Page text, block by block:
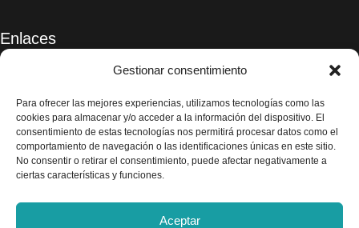
Gestionar consentimiento
Para ofrecer las mejores experiencias, utilizamos tecnologías como las
cookies para almacenar y/o acceder a la información del dispositivo. El
consentimiento de estas tecnologías nos permitirá procesar datos como el
comportamiento de navegación o las identificaciones únicas en este sitio.
No consentir o retirar el consentimiento, puede afectar negativamente a
ciertas características y funciones.
Aceptar
Enlaces
Blog
Contacte con nosotros
Legal
Aviso legal
Términos y condiciones